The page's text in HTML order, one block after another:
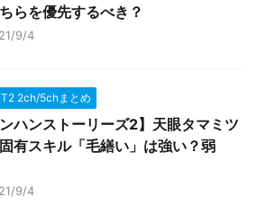
らを優先するべき？
9/4
2ch/5chまとめ
ンハンストーリーズ2】天眼タマミツ
有スキル「毛繕い」は強い？弱
9/4